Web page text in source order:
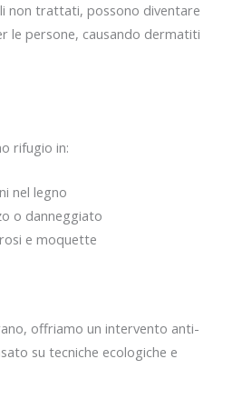
non trattati, possono diventare
le persone, causando dermatiti
rifugio in:
nel legno
o danneggiato
e moquette
offriamo un intervento anti-
su tecniche ecologiche e